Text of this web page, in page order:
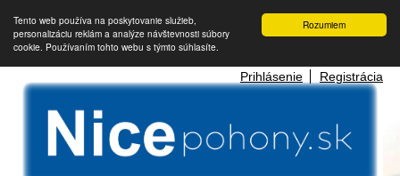
Rozumiem
Tento web používa na poskytovanie služieb,
personalizáciu reklám a analýze návštevnosti súbory
cookie. Používaním tohto webu s týmto súhlasíte.
Prihlásenie Registrácia